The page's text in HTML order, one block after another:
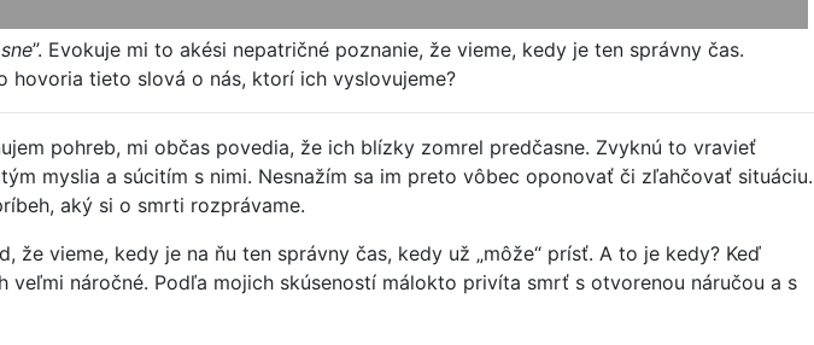
”. Evokuje mi to akési nepatričné poznanie, že vieme, kedy je ten správny čas.
tieto slová o nás, ktorí ich vyslovujeme?
pohreb, mi občas povedia, že ich blízky zomrel predčasne. Zvyknú to vravieť
myslia a súcitím s nimi. Nesnažím sa im preto vôbec oponovať či zľahčovať situáciu.
aký si o smrti rozprávame.
vieme, kedy je na ňu ten správny čas, kedy už „môže“ prísť. A to je kedy? Keď
náročné. Podľa mojich skúseností málokto privíta smrť s otvorenou náručou a s